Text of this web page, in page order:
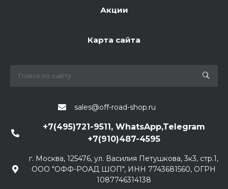
Акции
Карта сайта
sales@off-road-shop.ru
+7(495)721-9511, WhatsApp,Telegram
+7(910)487-4595
г. Москва, 125476, ул. Василия Петушкова, 3к3, стр.1,
ООО "ОФФ-РОАД ШОП", ИНН 7743681560, ОГРН
1087746314138